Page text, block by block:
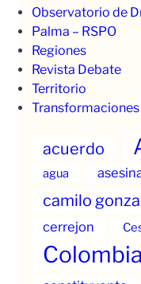
Observatorio de
Palma – RSPO
Regiones
Revista Debate
Territorio
Transformaciones
acuerdo
agua
camilo
cerrejon
Colombia